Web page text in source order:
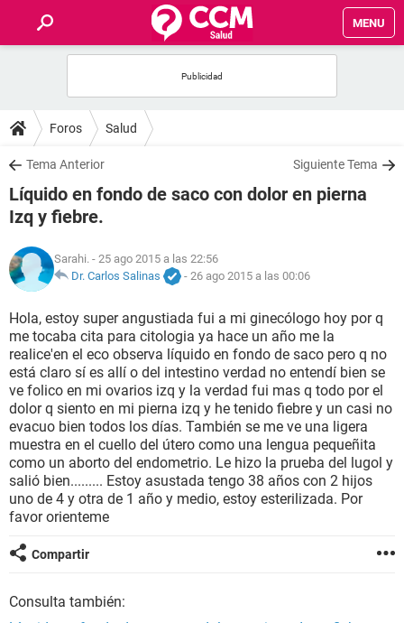
MENU
FOROS
SALUD
FAMILIA
NUTRICIÓN
SEXUALIDAD
GLOSARIO
Foros Salud
Tema Anterior Siguiente Tema
Líquido en fondo de saco con dolor en pierna
Izq y fiebre.
Sarahi. - 25 ago 2015 a las 22:56
Dr. Carlos Salinas
- 26 ago 2015 a las 00:06
Hola, estoy super angustiada fui a mi ginecólogo hoy por q
me tocaba cita para citologia ya hace un año me la
realice'en el eco observa líquido en fondo de saco pero q no
está claro sí es allí o del intestino verdad no entendí bien se
ve folico en mi ovarios izq y la verdad fui mas q todo por el
dolor q siento en mi pierna izq y he tenido fiebre y un casi no
evacuo bien todos los días. También se me ve una ligera
muestra en el cuello del útero como una lengua pequeñita
como un aborto del endometrio. Le hizo la prueba del lugol y
salió bien......... Estoy asustada tengo 38 años con 2 hijos
uno de 4 y otra de 1 año y medio, estoy esterilizada. Por
favor orienteme
Compartir
Consulta también: